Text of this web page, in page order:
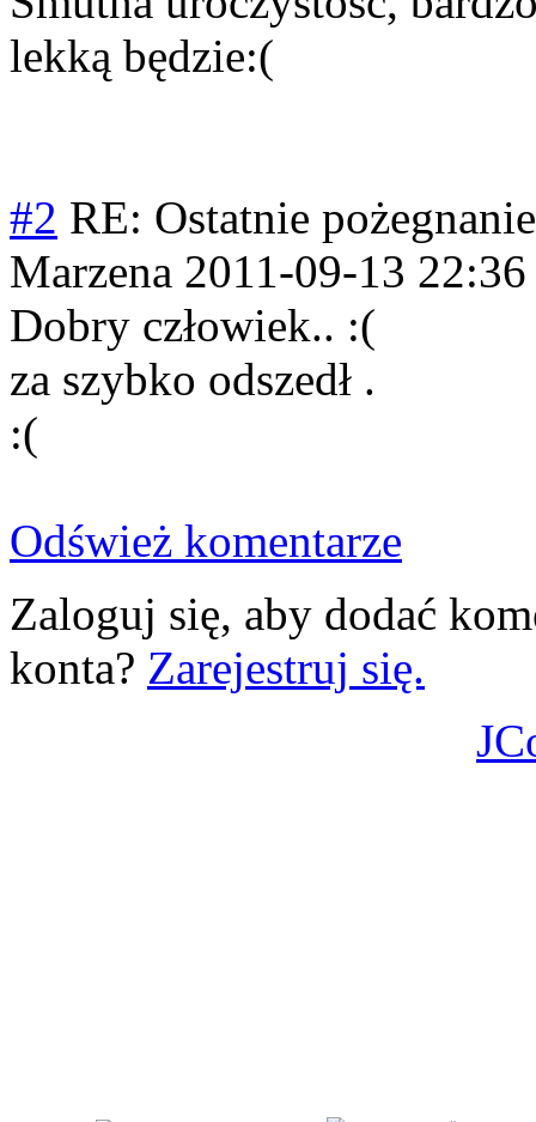
lekką będzie:(
#2 RE: Ostatnie
Marzena 2011-09-13 22:36
Dobry człowiek.. :(
za szybko odszedł .
:(
Odśwież komentarze
Zaloguj się, aby dodać
konta? Zarejestruj się.